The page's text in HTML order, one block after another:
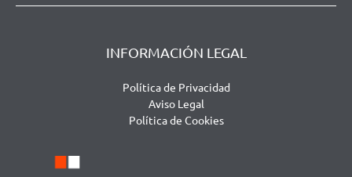
INFORMACIÓN LEGAL
Política de Privacidad
Aviso Legal
Política de Cookies